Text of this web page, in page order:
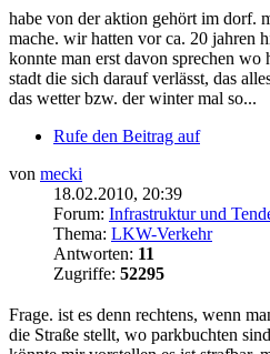
habe von der aktion gehört im dorf.
mache. wir hatten vor ca. 20 jahren
konnte man erst davon sprechen
stadt die sich darauf verlässt, das
das wetter bzw. der winter mal so...
Rufe den Beitrag auf
von mecki
18.02.2010, 20:39
Forum: Infrastruktur und
Thema: LKW-Verkehr
Antworten: 11
Zugriffe: 52295
Frage. ist es denn rechtens, wenn
die Straße stellt, wo parkbuchten